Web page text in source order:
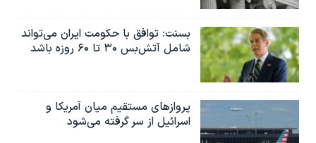
بسنت: توافق با حکومت ایران می‌تواند
شامل آتش‌بس ۳۰ تا ۶۰ روزه باشد
پروازهای مستقیم میان آمریکا و
اسرائیل از سر گرفته می‌شود